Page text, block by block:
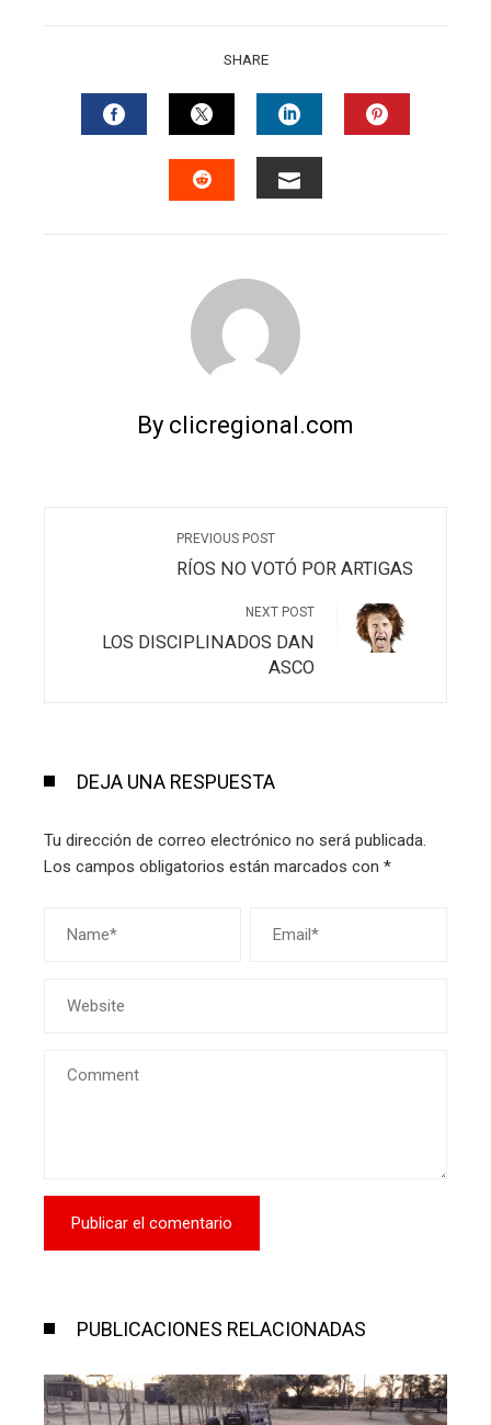
SHARE
FACEBOOKTWITTERLINKEDIN
By clicregional.com
PREVIOUS POST
RÍOS NO VOTÓ POR ARTIGAS
NEXT POST
LOS DISCIPLINADOS DAN
ASCO
DEJA UNA RESPUESTA
Tu dirección de correo electrónico no será publicada.
Los campos obligatorios están marcados con *
PUBLICACIONES RELACIONADAS